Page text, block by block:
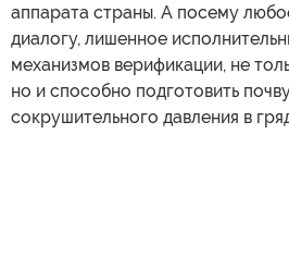
аппарата страны. А посему
диалогу, лишенное
механизмов верификации, не
но и способно подготовить
сокрушительного давления в